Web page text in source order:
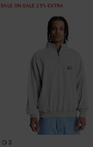
SALE ON SALE 25% EXTRA
3